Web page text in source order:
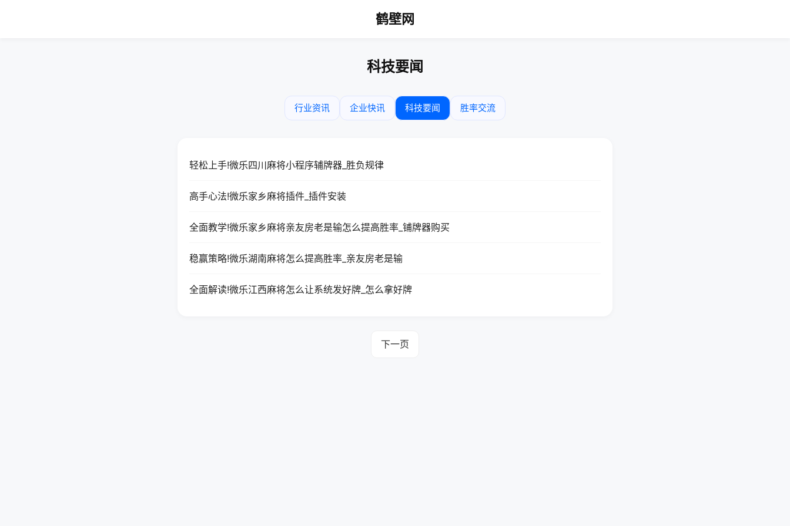
鹤壁网
科技要闻
行业资讯 企业快讯 科技要闻 胜率交流
轻松上手!微乐四川麻将小程序辅牌器_胜负规律
高手心法!微乐家乡麻将插件_插件安装
全面教学!微乐家乡麻将亲友房老是输怎么提高胜率_铺牌器购买
稳赢策略!微乐湖南麻将怎么提高胜率_亲友房老是输
全面解读!微乐江西麻将怎么让系统发好牌_怎么拿好牌
下一页